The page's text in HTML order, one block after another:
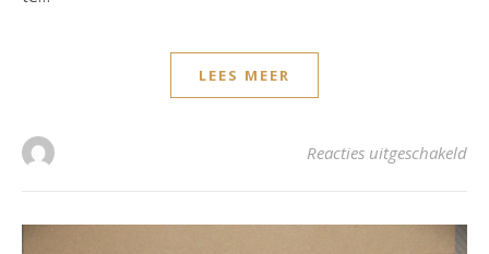
LEES MEER
Reacties uitgeschakeld